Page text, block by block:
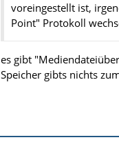
voreingestellt ist,
Point" Protokoll
es gibt
Speicher gibts nichts